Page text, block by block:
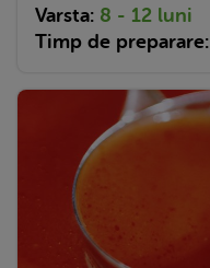
Varsta: 8 - 12 luni
Timp de preparare: